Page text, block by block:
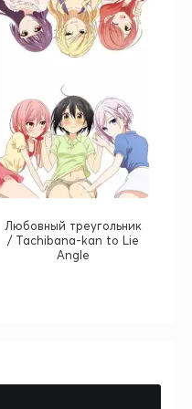
Любовный треугольник
/ Tachibana-kan to Lie
Angle